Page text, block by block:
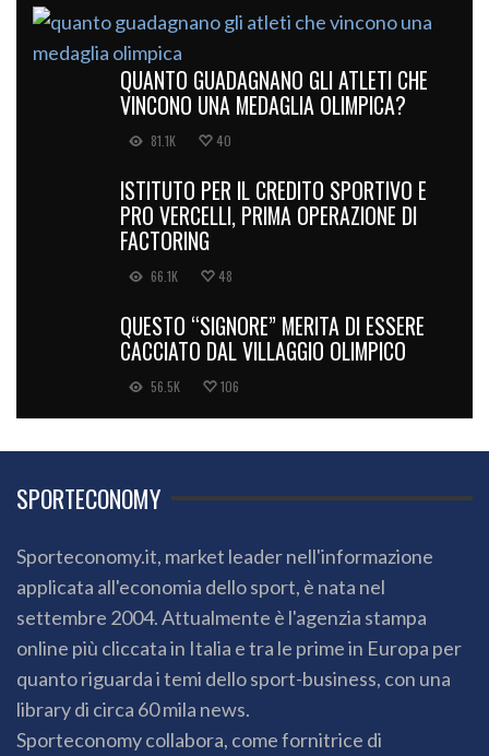
QUANTO GUADAGNANO GLI ATLETI CHE
VINCONO UNA MEDAGLIA OLIMPICA?
81.1K 40
ISTITUTO PER IL CREDITO SPORTIVO E
PRO VERCELLI, PRIMA OPERAZIONE DI
FACTORING
66.1K 48
QUESTO “SIGNORE” MERITA DI ESSERE
CACCIATO DAL VILLAGGIO OLIMPICO
56.5K 106
SPORTECONOMY
Sporteconomy.it, market leader nell'informazione
applicata all'economia dello sport, è nata nel
settembre 2004. Attualmente è l'agenzia stampa
online più cliccata in Italia e tra le prime in Europa per
quanto riguarda i temi dello sport-business, con una
library di circa 60 mila news.
Sporteconomy collabora, come fornitrice di